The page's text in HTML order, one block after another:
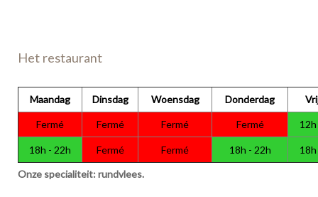
Het restaurant
Maandag Dinsdag Woensdag Donderdag
Fermé Fermé Fermé Fermé
18h - 22h Fermé Fermé 18h - 22h
Onze specialiteit: rundvlees.